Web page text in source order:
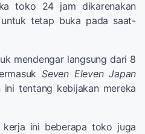
toko 24 jam dikarenakan
tetap buka pada saat-
mendengar langsung dari 8
Seven Eleven Japan
ini tentang kebijakan mereka
ini beberapa toko juga